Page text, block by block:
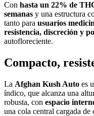
Con hasta un 22% de
semanas y una estructura
tanto para usuarios
resistencia, discreción y
autofloreciente.
Compacto,
La Afghan Kush Auto es
índico, que alcanza una
robusta, con espacio
una cola central cargada de